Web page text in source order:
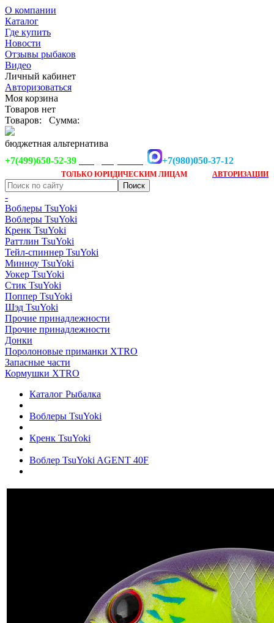
О компании
Каталог
Где купить
Новости
Отзывы рыбаков
Видео
Личный кабинет
Авторизоваться
Моя корзина
Товаров нет
Товаров:
Сумма:
бюджетная альтернатива
+7(499)650-52-39
+7(980)050-37-12
ТОЛЬКО ЮРИДИЧЕСКИМ ЛИЦАМ АВТОРИЗАЦИИ
-
Воблеры TsuYoki
Воблеры TsuYoki
Кренк TsuYoki
Раттлин TsuYoki
Тейл-спиннер TsuYoki
Минноу TsuYoki
Уокер TsuYoki
Стик TsuYoki
Поппер TsuYoki
Шэд TsuYoki
Прочие принадлежности
Прочие принадлежности
Донки
Поролоновые приманки XTRO
Запасные части
Кормушки XTRO
Каталог Рыбалка
Воблеры TsuYoki
Кренк TsuYoki
Воблер TsuYoki AGENT 40F